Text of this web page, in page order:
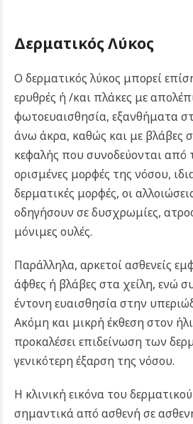
Δερματικός Λύκος
Ο δερματικός λύκος μπορεί
ερυθρές ή /και πλάκες με
φωτοευαισθησία, εξανθήματα
άνω άκρα, καθώς και με βλάβες
κεφαλής που συνοδεύονται από
ορισμένες μορφές της νόσου,
δερματικές μορφές, οι
οδηγήσουν σε δυσχρωμίες,
μόνιμες ουλές.
Παράλληλα, αρκετοί ασθενείς
άφθες ή βλάβες στα χείλη, ενώ
έντονη ευαισθησία στην
Ακόμη και μικρή έκθεση στον
προκαλέσει επιδείνωση των
γενικότερη έξαρση της νόσου.
Η κλινική εικόνα του
σημαντικά από ασθενή σε